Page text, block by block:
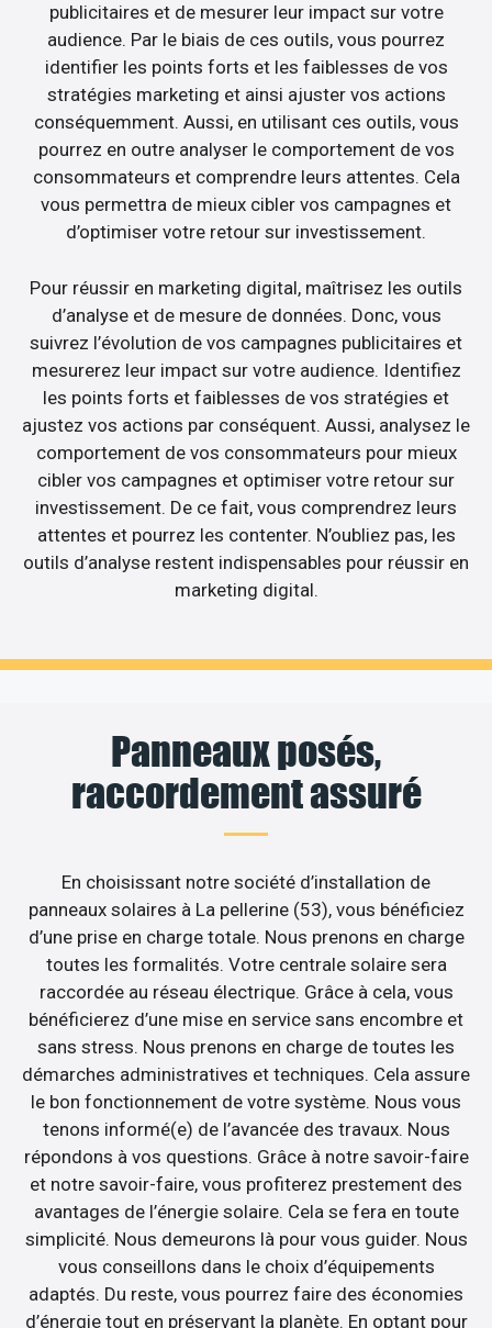
publicitaires et de mesurer leur impact sur votre
audience. Par le biais de ces outils, vous pourrez
identifier les points forts et les faiblesses de vos
stratégies marketing et ainsi ajuster vos actions
conséquemment. Aussi, en utilisant ces outils, vous
pourrez en outre analyser le comportement de vos
consommateurs et comprendre leurs attentes. Cela
vous permettra de mieux cibler vos campagnes et
d’optimiser votre retour sur investissement.
Pour réussir en marketing digital, maîtrisez les outils
d’analyse et de mesure de données. Donc, vous
suivrez l’évolution de vos campagnes publicitaires et
mesurerez leur impact sur votre audience. Identifiez
les points forts et faiblesses de vos stratégies et
ajustez vos actions par conséquent. Aussi, analysez le
comportement de vos consommateurs pour mieux
cibler vos campagnes et optimiser votre retour sur
investissement. De ce fait, vous comprendrez leurs
attentes et pourrez les contenter. N’oubliez pas, les
outils d’analyse restent indispensables pour réussir en
marketing digital.
Panneaux posés,
raccordement assuré
En choisissant notre société d’installation de
panneaux solaires à La pellerine (53), vous bénéficiez
d’une prise en charge totale. Nous prenons en charge
toutes les formalités. Votre centrale solaire sera
raccordée au réseau électrique. Grâce à cela, vous
bénéficierez d’une mise en service sans encombre et
sans stress. Nous prenons en charge de toutes les
démarches administratives et techniques. Cela assure
le bon fonctionnement de votre système. Nous vous
tenons informé(e) de l’avancée des travaux. Nous
répondons à vos questions. Grâce à notre savoir-faire
et notre savoir-faire, vous profiterez prestement des
avantages de l’énergie solaire. Cela se fera en toute
simplicité. Nous demeurons là pour vous guider. Nous
vous conseillons dans le choix d’équipements
adaptés. Du reste, vous pourrez faire des économies
d’énergie tout en préservant la planète. En optant pour